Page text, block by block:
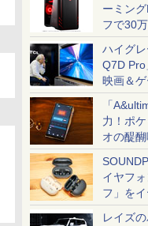
ーミン
フで30万
ハイグ
Q7D
映画＆
「
力！ポ
オの醍
イヤフ
フ」を
レイズ